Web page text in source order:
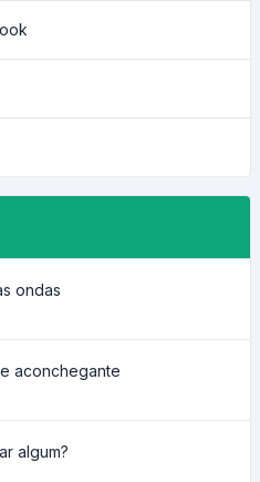
ondas
aconchegante
algum?